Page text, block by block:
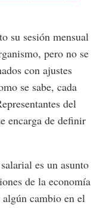
su sesión mensual
pero no se
con ajustes
se sabe, cada
del
encarga de definir
es un asunto
de la economía
cambio en el